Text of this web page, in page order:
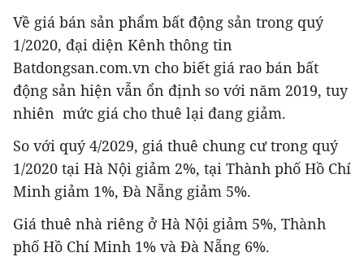
Về giá bán sản phẩm bất động sản trong quý
1/2020, đại diện Kênh thông tin
Batdongsan.com.vn cho biết giá rao bán bất
động sản hiện vẫn ổn định so với năm 2019, tuy
nhiên mức giá cho thuê lại đang giảm.
So với quý 4/2029, giá thuê chung cư trong quý
1/2020 tại Hà Nội giảm 2%, tại Thành phố Hồ Chí
Minh giảm 1%, Đà Nẵng giảm 5%.
Giá thuê nhà riêng ở Hà Nội giảm 5%, Thành
phố Hồ Chí Minh 1% và Đà Nẵng 6%.